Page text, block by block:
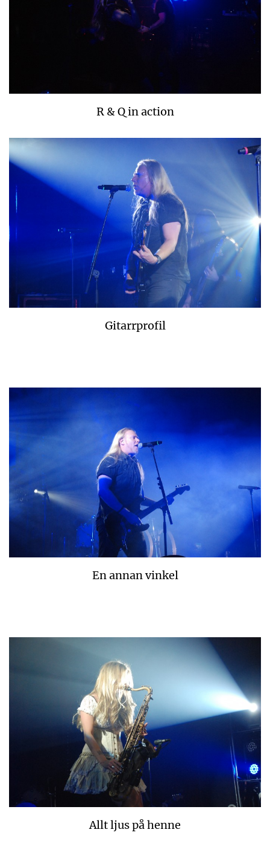
R & Q in action
Gitarrprofil
En annan vinkel
Allt ljus på henne